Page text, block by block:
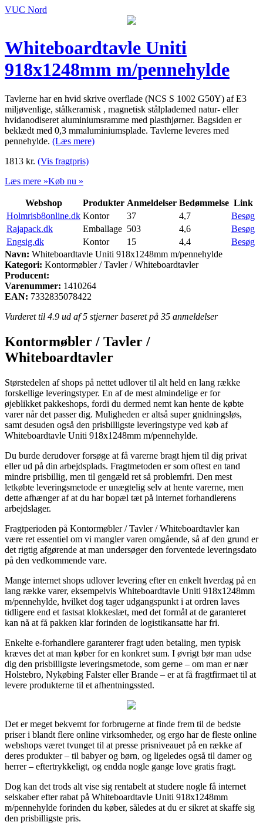
VUC Nord
Whiteboardtavle Uniti
918x1248mm m/pennehylde
Tavlerne har en hvid skrive overflade (NCS S 1002 G50Y) af E3
miljøvenlige, stålkeramisk , magnetisk stålplademed natur- eller
hvidanodiseret aluminiumsramme med plasthjørner. Bagsiden er
beklædt med 0,3 mmaluminiumsplade. Tavlerne leveres med
pennehylde. (Læs mere)
1813 kr. (Vis fragtpris)
Læs mere »Køb nu »
Webshop Produkter Anmeldelser Bedømmelse Link
Holmrisb8online.dk Kontor 37 4,7
Besøg
Rajapack.dk
Emballage 503 4,6
Besøg
Engsig.dk
Kontor 15 4,4
Besøg
Navn: Whiteboardtavle Uniti 918x1248mm m/pennehylde
Kategori: Kontormøbler / Tavler / Whiteboardtavler
Producent:
Varenummer: 1410264
EAN: 7332835078422
Vurderet til 4.9 ud af 5 stjerner baseret på 35 anmeldelser
Kontormøbler / Tavler /
Whiteboardtavler
Størstedelen af shops på nettet udlover til alt held en lang række
forskellige leveringstyper. En af de mest almindelige er for
øjeblikket pakkeshops, fordi du dermed nemt kan hente de købte
varer når det passer dig. Muligheden er altså super gnidningsløs,
samt desuden også den prisbilligste leveringstype ved køb af
Whiteboardtavle Uniti 918x1248mm m/pennehylde.
Du burde derudover forsøge at få varerne bragt hjem til dig privat
eller ud på din arbejdsplads. Fragtmetoden er som oftest en tand
mindre prisbillig, men til gengæld ret så problemfri. Den mest
letkøbte leveringsmetode er unægtelig selv at hente varerne, men
dette afhænger af at du har bopæl tæt på internet forhandlerens
arbejdslager.
Fragtperioden på Kontormøbler / Tavler / Whiteboardtavler kan
være ret essentiel om vi mangler varen omgående, så af den grund er
det rigtig afgørende at man undersøger den forventede leveringsdato
på den vedkommende vare.
Mange internet shops udlover levering efter en enkelt hverdag på en
lang række varer, eksempelvis Whiteboardtavle Uniti 918x1248mm
m/pennehylde, hvilket dog tager udgangspunkt i at ordren laves
tidligere end et fastsat klokkeslæt, med det formål at de garanteret
kan nå at få pakken klar forinden de logistikansatte har fri.
Enkelte e-forhandlere garanterer fragt uden betaling, men typisk
kræves det at man køber for en konkret sum. I øvrigt bør man udse
dig den prisbilligste leveringsmetode, som gerne – om man er nær
Holstebro, Nykøbing Falster eller Brande – er at få fragtfirmaet til at
levere produkterne til et afhentningssted.
Det er meget bekvemt for forbrugerne at finde frem til de bedste
priser i blandt flere online virksomheder, og ergo har de fleste online
webshops været tvunget til at presse prisniveauet på en række af
deres produkter – til babyer og børn, og ligeledes også til damer og
herrer – eftertrykkeligt, og endda nogle gange love gratis fragt.
Dog kan det trods alt vise sig rentabelt at studere nogle få internet
selskaber efter rabat på Whiteboardtavle Uniti 918x1248mm
m/pennehylde forinden du køber, således at du er sikret at skaffe sig
den prisbilligste pris.